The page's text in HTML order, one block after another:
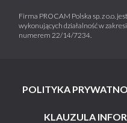
Firma PROCAM Polska sp. z o.o.
wykonujących działalność w
numerem 22/14/7234.
POLITYKA
KLAUZULA